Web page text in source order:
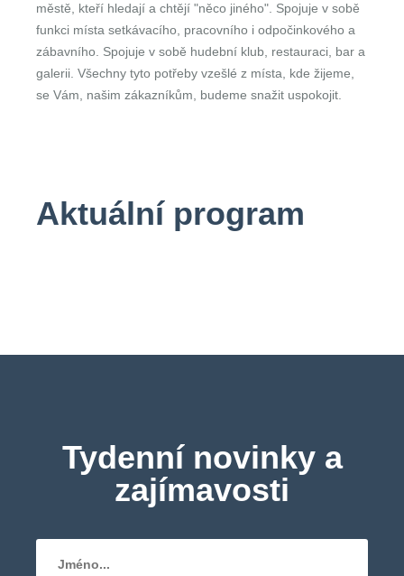
městě, kteří hledají a chtějí "něco jiného". Spojuje v sobě
funkci místa setkávacího, pracovního i odpočinkového a
zábavního. Spojuje v sobě hudební klub, restauraci, bar a
galerii. Všechny tyto potřeby vzešlé z místa, kde žijeme,
se Vám, našim zákazníkům, budeme snažit uspokojit.
Aktuální program
Tydenní novinky a
zajímavosti